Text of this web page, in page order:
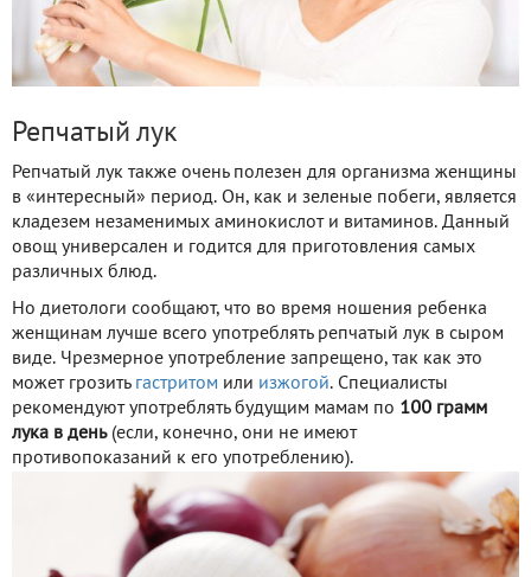
Репчатый лук
Репчатый лук также очень полезен для организма женщины
в «интересный» период. Он, как и зеленые побеги, является
кладезем незаменимых аминокислот и витаминов. Данный
овощ универсален и годится для приготовления самых
различных блюд.
Но диетологи сообщают, что во время ношения ребенка
женщинам лучше всего употреблять репчатый лук в сыром
виде. Чрезмерное употребление запрещено, так как это
может грозить гастритом или изжогой. Специалисты
рекомендуют употреблять будущим мамам по 100 грамм
лука в день(если, конечно, они не имеют
противопоказаний к его употреблению).